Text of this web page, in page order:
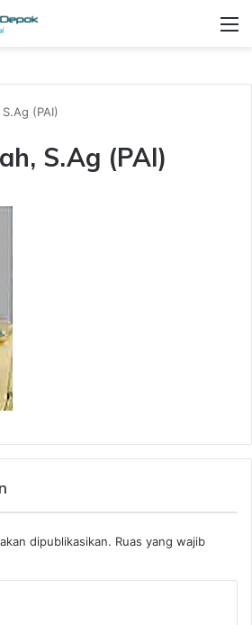
(PAI)
S.Ag (PAI)
dipublikasikan. Ruas yang wajib